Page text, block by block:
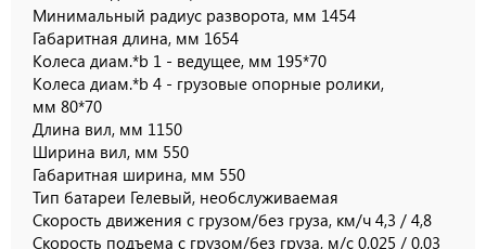
Минимальный радиус разворота, мм 1454
Габаритная длина, мм 1654
Колеса диам.*b 1 - ведущее, мм 195*70
Колеса диам.*b 4 - грузовые опорные ролики,
мм 80*70
Длина вил, мм 1150
Ширина вил, мм 550
Габаритная ширина, мм 550
Тип батареи Гелевый, необслуживаемая
Скорость движения с грузом/без груза, км/ч 4,3 / 4,8
Скорость подъема с грузом/без груза, м/с 0,025 / 0,03